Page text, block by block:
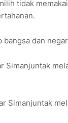
tidak
dan
Simanjuntak
Simanjuntak